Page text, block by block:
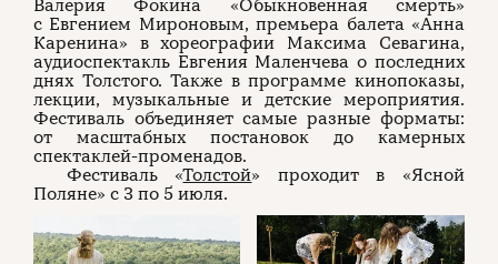
Валерия Фокина «Обыкновенная смерть»
с Евгением Мироновым, премьера балета «Анна
Каренина» в хореографии Максима Севагина,
аудиоспектакль Евгения Маленчева о последних
днях Толстого. Также в программе кинопоказы,
лекции, музыкальные и детские мероприятия.
Фестиваль объединяет самые разные форматы:
от масштабных постановок до камерных
спектаклей-променадов.
Фестиваль «Толстой» проходит в «Ясной
Поляне» с 3 по 5 июля.